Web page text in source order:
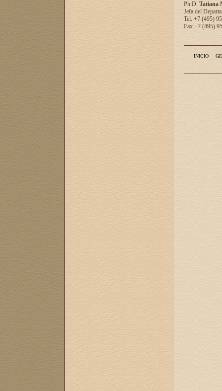
Ph.D. Tatiana
Jefa del
Tel. +7 (495)
Fax +7 (495)
INICIO